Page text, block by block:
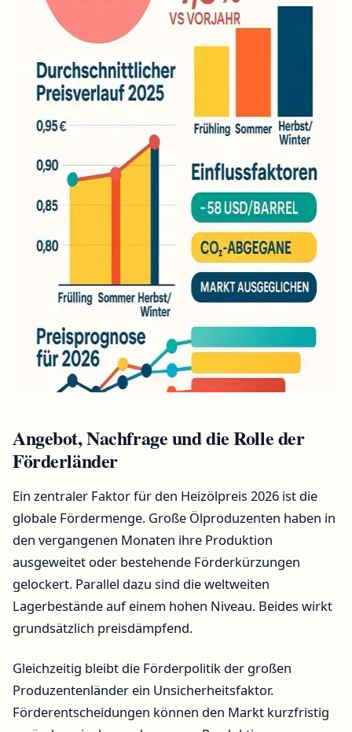
Angebot, Nachfrage und die Rolle der
Förderländer
Ein zentraler Faktor für den Heizölpreis 2026 ist die
globale Fördermenge. Große Ölproduzenten haben in
den vergangenen Monaten ihre Produktion
ausgeweitet oder bestehende Förderkürzungen
gelockert. Parallel dazu sind die weltweiten
Lagerbestände auf einem hohen Niveau. Beides wirkt
grundsätzlich preisdämpfend.
Gleichzeitig bleibt die Förderpolitik der großen
Produzentenländer ein Unsicherheitsfaktor.
Förderentscheidungen können den Markt kurzfristig